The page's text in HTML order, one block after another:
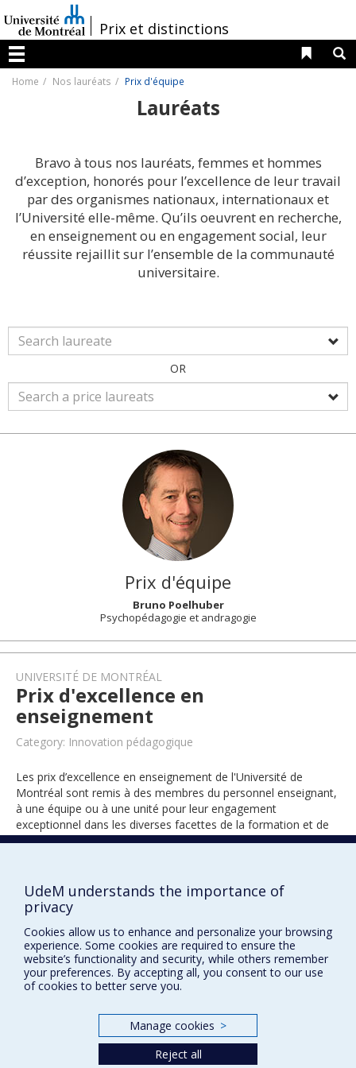
au
contenu
/Prix et distinctions
Menu
Liens
Home Nos lauréats Prix d'équipe
Lauréats
Bravo à tous nos lauréats, femmes et hommes
d’exception, honorés pour l’excellence de leur travail
par des organismes nationaux, internationaux et
l’Université elle-même. Qu’ils oeuvrent en recherche,
en enseignement ou en engagement social, leur
réussite rejaillit sur l’ensemble de la communauté
universitaire.
OR
Prix d'équipe
Bruno Poelhuber
Psychopédagogie et andragogie
UNIVERSITÉ DE MONTRÉAL
Prix d'excellence en
enseignement
Category: Innovation pédagogique
Les prix d’excellence en enseignement de l'Université de
Montréal sont remis à des membres du personnel enseignant,
à une équipe ou à une unité pour leur engagement
exceptionnel dans les diverses facettes de la formation et de
l’encadrement des étudiants.
UdeM understands the importance of
privacy
Cookies allow us to enhance and personalize your browsing
experience. Some cookies are required to ensure the
website’s functionality and security, while others remember
your preferences. By accepting all, you consent to our use
of cookies to better serve you.
Manage cookies >
Reject all